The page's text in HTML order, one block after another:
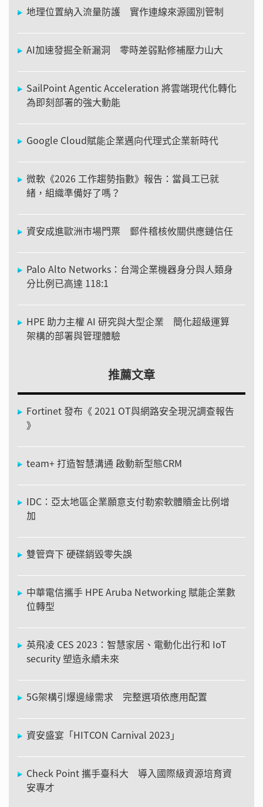
地理位置納入流量防護 實作連線來源國別管制
AI加速發掘全新漏洞 零時差弱點修補壓力山大
SailPoint Agentic Acceleration 將雲端現代化轉化
為即刻部署的強大動能
Google Cloud賦能企業邁向代理式企業新時代
微軟《2026 工作趨勢指數》報告：當員工已就
緒，組織準備好了嗎？
資安成進歐洲市場門票 郵件稽核攸關供應鏈信任
Palo Alto Networks：台灣企業機器身分與人類身
分比例已高達 118:1
HPE 助力主權 AI 研究與大型企業 簡化超級運算
架構的部署與管理體驗
推薦文章
Fortinet 發布《 2021 OT與網路安全現況調查報告
》
team+ 打造智慧溝通 啟動新型態CRM
IDC：亞太地區企業願意支付勒索軟體贖金比例增
加
雙管齊下 硬碟銷毀零失誤
中華電信攜手 HPE Aruba Networking 賦能企業數
位轉型
英飛凌 CES 2023：智慧家居、電動化出行和 IoT
security 塑造永續未來
5G架構引爆邊緣需求 完整選項依應用配置
資安盛宴「HITCON Carnival 2023」
Check Point 攜手臺科大 導入國際級資源培育資
安專才